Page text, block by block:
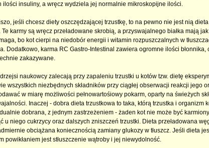
ilości insuliny, a wręcz wydziela jej normalnie mikroskopijne ilości.
jeśli chcesz diety oszczędzającej trzustkę, to na pewno nie jest nią
Te karmy są wręcz przeładowane skrobią, a przyswajalnego białka mają
bo kot cierpi na niedobór energii i witamin rozpuszczalnych w
Dodatkowo, karma RC Gastro-Intestinal zawiera ogromne ilości
zakazywane.
naukowcy zalecają przy zapaleniu trzustki u kotów tzw. dietę
wszystkich niezbędnych składników przy ciągłej obserwacji reakcji jego
w miarę możliwości pełnowartośiowy pokarm, oparty na świeżych
Inaczej - dobra dieta trzustkowa to taka, którą trzustka i organizm
dobrana, z jednym zastrzeżeniem - żaden kot nie może być
u niego cukrzycy oraz dalszych zniszczeń trzustki. Dieta przeładowana
obciążana koniecznością zamiany glukozy w tłuszcz. Jeśli dieta
powikłaniem jest stłuszczenie wątroby i jej niewydolność.